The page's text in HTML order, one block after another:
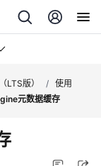
LTS版） / 使用
元数据缓存